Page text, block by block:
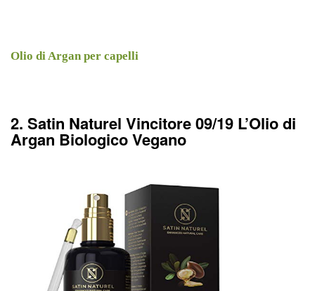
Olio di Argan per capelli
2. Satin Naturel Vincitore 09/19 L’Olio di
Argan Biologico Vegano